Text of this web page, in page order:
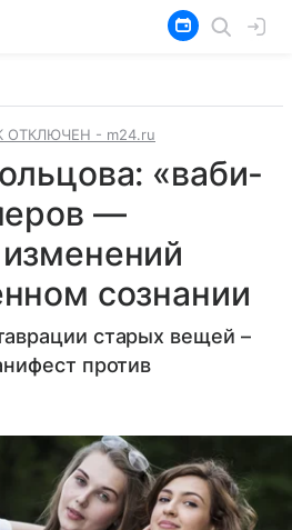
ОТКЛЮЧЕН - m24.ru
«ваби-
—
сознании
старых вещей –
против